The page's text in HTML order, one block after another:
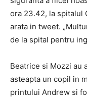
ora 23.42, la spitalul
arata in tweet.
de la spital pentru
Beatrice si Mozzi au
asteapta un copil in
printului Andrew si